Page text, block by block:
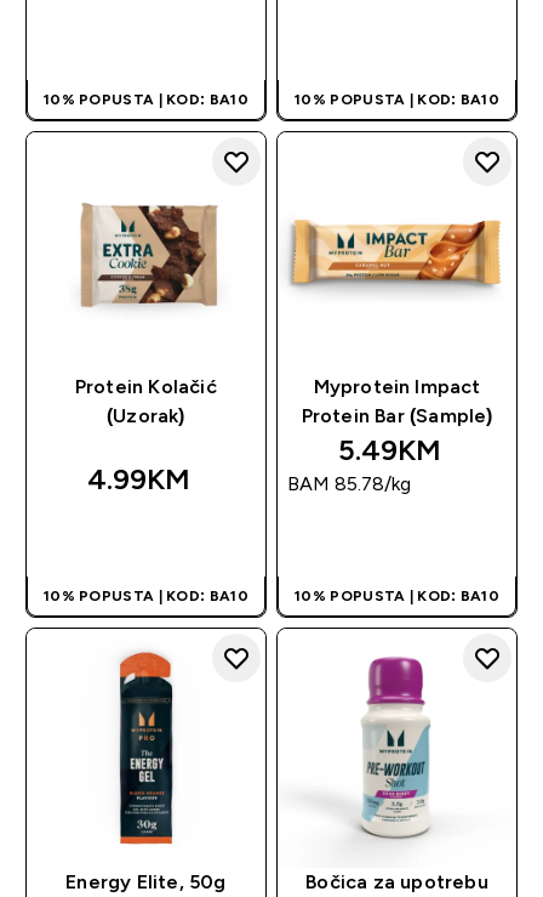
10% POPUSTA | KOD: BA10 10% POPUSTA | KOD: BA10
Protein Kolačić
(Uzorak)
4.99KM‎
10% POPUSTA | KOD: BA10
Myprotein Impact
Protein Bar (Sample)
5.49KM‎
BAM 85.78‎/kg
10% POPUSTA | KOD: BA10
Energy Elite, 50g
Bočica za upotrebu